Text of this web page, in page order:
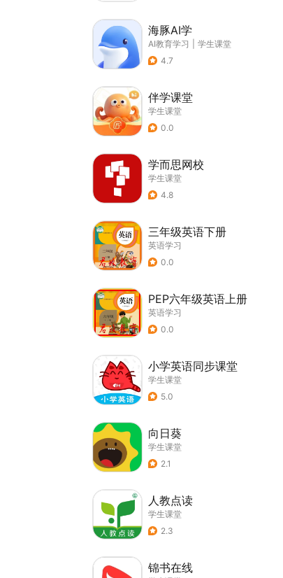
海豚AI学
AI教育学习
学生课堂
4.7
伴学课堂
学生课堂
0.0
学而思网校
学生课堂
4.8
三年级英语下册
英语学习
0.0
PEP六年级英语上册
英语学习
0.0
小学英语同步课堂
学生课堂
5.0
向日葵
学生课堂
2.1
人教点读
学生课堂
2.3
锦书在线